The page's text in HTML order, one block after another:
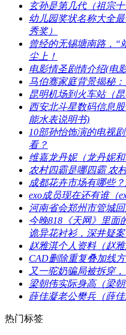
玄孙是第几代（祖宗十
幼儿园奖状名称大全
秀奖）
曾经的无锡塘南路，“
尘上！
电影情圣剧情介绍(电
马伯骞家庭背景揭秘
昆明机场到火车站（
西安北斗星数码信息
能水表说明书)
​10部孙怡饰演的电视
看？
维嘉龙丹妮（龙丹妮和
农村四霸是哪四霸 农
成都花卉市场有哪些
​exo成员现在还有谁（
河南省会郑州市管城
今晚818《天网》里面
诡异花衬衫，深井疑案
赵雅淇个人资料（赵
​CAD删除重复叠加线
又一驼奶骗局被拆穿
梁朝伟实际身高（梁朝
薛佳凝老公樊兵（薛佳
热门标签